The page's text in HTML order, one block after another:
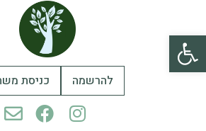
פתח סרגל נגישות
להרשמה כניסת